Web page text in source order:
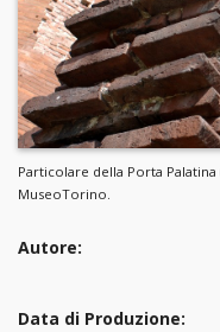
Particolare della Porta
MuseoTorino.
Autore:
Data di Produzione: